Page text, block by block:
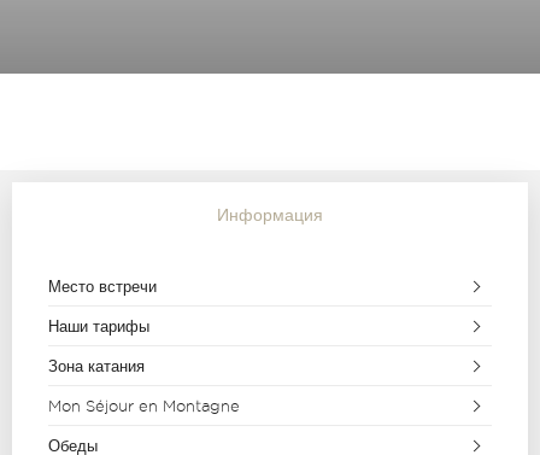
Информация
Место встречи
Наши тарифы
Зона катания
Mon Séjour en Montagne
Обеды